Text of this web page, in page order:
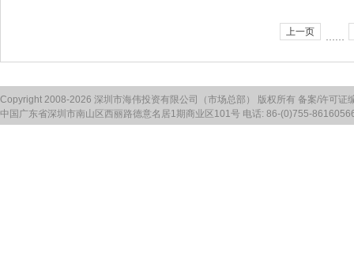
上一页 ……
Copyright 2008-2026 深圳市海伟投资有限公司（市场总部） 版权所有 备案/许可证
中国广东省深圳市南山区西丽路德意名居1期商业区101号 电话: 86-(0)755-